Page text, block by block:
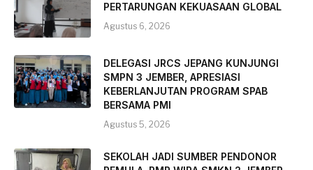
PERTARUNGAN KEKUASAAN GLOBAL
Agustus 6, 2026
DELEGASI JRCS JEPANG KUNJUNGI
SMPN 3 JEMBER, APRESIASI
KEBERLANJUTAN PROGRAM SPAB
BERSAMA PMI
Agustus 5, 2026
SEKOLAH JADI SUMBER PENDONOR